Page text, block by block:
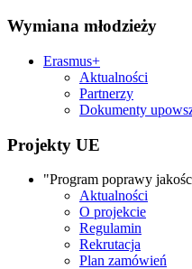
Wymiana młodzieży
Erasmus+
Aktualności
Partnerzy
Dokumenty
Projekty UE
"Program poprawy
Aktualności
O projekcie
Regulamin
Rekrutacja
Plan zamówień